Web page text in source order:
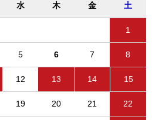
水 木 金 土
1
5 6 7 8
12 13 14 15
19 20 21 22